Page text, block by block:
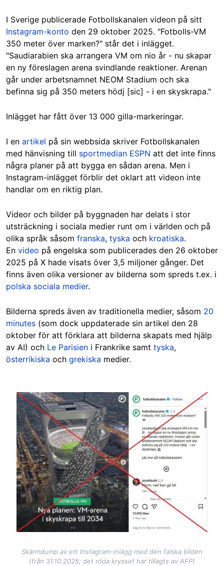
I Sverige publicerade Fotbollskanalen videon på sitt
Instagram-konto den 29 oktober 2025. "Fotbolls-VM
350 meter över marken?" står det i inlägget.
"Saudiarabien ska arrangera VM om nio år - nu skapar
en ny föreslagen arena svindlande reaktioner. Arenan
går under arbetsnamnet NEOM Stadium och ska
befinna sig på 350 meters hödj [sic] - i en skyskrapa."
Inlägget har fått över 13 000 gilla-markeringar.
I en artikel på sin webbsida skriver Fotbollskanalen
med hänvisning till sportmedian ESPN att det inte finns
några planer på att bygga en sådan arena. Men i
Instagram-inlägget förblir det oklart att videon inte
handlar om en riktig plan.
Videor och bilder på byggnaden har delats i stor
utsträckning i sociala medier runt om i världen och på
olika språk såsom franska, tyska och kroatiska.
En video på engelska som publicerades den 26 oktober
2025 på X hade visats över 3,5 miljoner gånger. Det
finns även olika versioner av bilderna som spreds t.ex. i
polska sociala medier.
Bilderna spreds även av traditionella medier, såsom 20
minutes (som dock uppdaterade sin artikel den 28
oktober för att förklara att bilderna skapats med hjälp
av AI) och Le Parisien i Frankrike samt tyska,
österrikiska och grekiska medier.
Image
Skärmdump av ett Instagram-inlägg med den falska bilden
(från 31.10.2025; det röda krysset har tillagts av AFP)